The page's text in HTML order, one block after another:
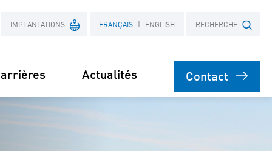
IMPLANTATIONS
France
FRANÇAIS ENGLISH RECHERCHE
Objet
Actualités Contact